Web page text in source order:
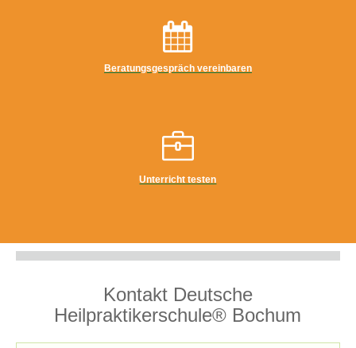
Beratungsgespräch vereinbaren
Unterricht testen
Kontakt Deutsche
Heilpraktikerschule® Bochum